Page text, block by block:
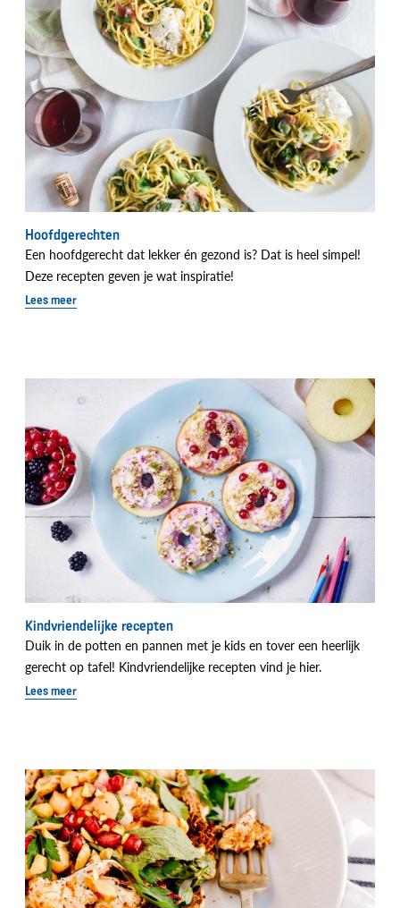
Hoofdgerechten
Een hoofdgerecht dat lekker én gezond is? Dat is heel simpel!
Deze recepten geven je wat inspiratie!
Lees meer
Kindvriendelijke recepten
Duik in de potten en pannen met je kids en tover een heerlijk
gerecht op tafel! Kindvriendelijke recepten vind je hier.
Lees meer